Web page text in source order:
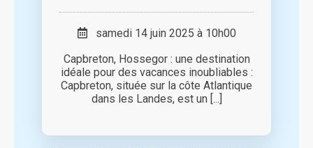
samedi 14 juin 2025 à 10h00
Capbreton, Hossegor : une destination
idéale pour des vacances inoubliables :
Capbreton, située sur la côte Atlantique
dans les Landes, est un [...]